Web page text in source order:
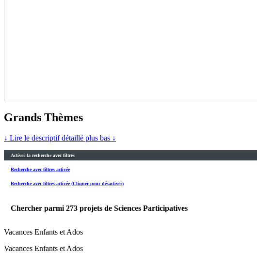
Grands Thèmes
↓ Lire le descriptif détaillé plus bas ↓
Activer la recherche avec filtres
Recherche avec filtres activée
Recherche avec filtres activée (Cliquer pour désactiver)
Chercher parmi 273 projets de Sciences Participatives
Vacances Enfants et Ados
Vacances Enfants et Ados